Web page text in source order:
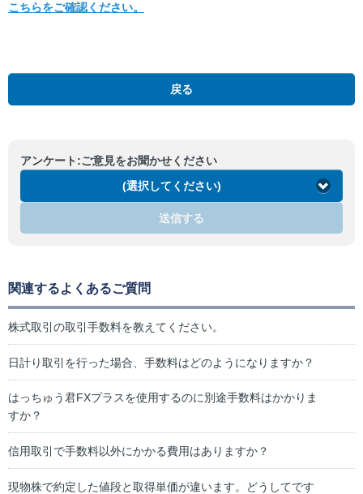
こちらをご確認ください。
戻る
アンケート:ご意見をお聞かせください
(選択してください)
送信する
関連するよくあるご質問
株式取引の取引手数料を教えてください。
日計り取引を行った場合、手数料はどのようになりますか？
はっちゅう君FXプラスを使用するのに別途手数料はかかりま
すか？
信用取引で手数料以外にかかる費用はありますか？
現物株で約定した値段と取得単価が違います。どうしてです